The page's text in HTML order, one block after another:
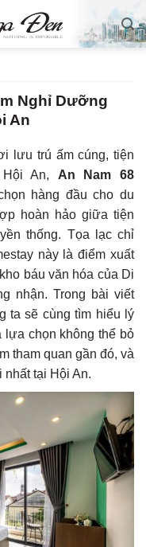
Nghỉ Dưỡng
An
lưu trú ấm cúng, tiện
An, An Nam 68
hàng đầu cho du
hoàn hảo giữa tiện
thống. Tọa lạc chỉ
này là điểm xuất
báu văn hóa của Di
nhận. Trong bài viết
ta sẽ cùng tìm hiểu lý
lựa chọn không thể bỏ
tham quan gần đó, và
tại Hội An.